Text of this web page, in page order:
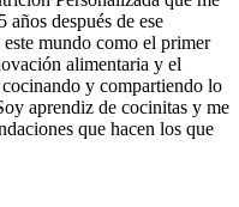
después de ese
mundo como el primer
alimentaria y el
y compartiendo lo
aprendiz de cocinitas y me
que hacen los que